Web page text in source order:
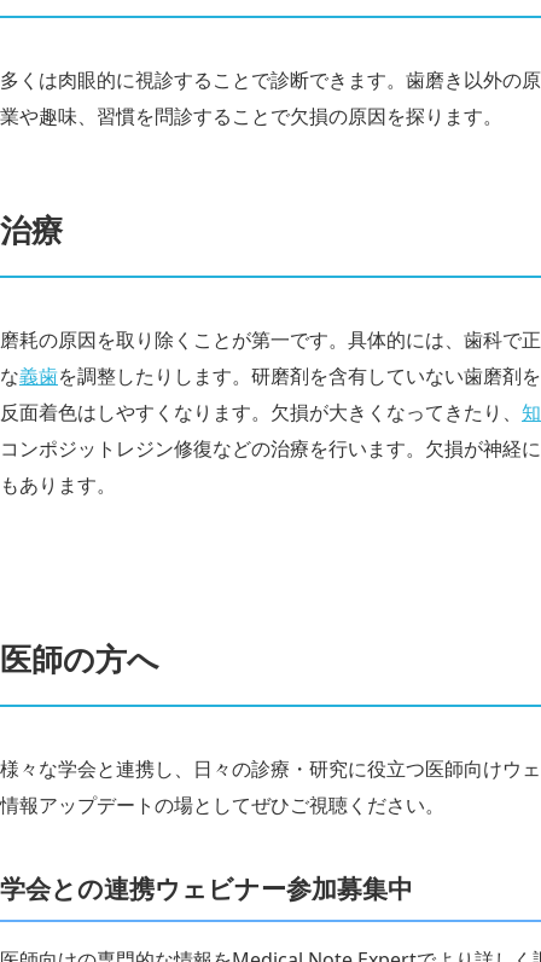
多くは肉眼的に視診することで診断できます。歯磨き以外の
業や趣味、習慣を問診することで欠損の原因を探ります。
治療
磨耗の原因を取り除くことが第一です。具体的には、歯科で
な義歯を調整したりします。研磨剤を含有していない歯磨剤
反面着色はしやすくなります。欠損が大きくなってきたり、
コンポジットレジン修復などの治療を行います。欠損が神経
もあります。
医師の方へ
様々な学会と連携し、日々の診療・研究に役立つ医師向けウ
情報アップデートの場としてぜひご視聴ください。
学会との連携ウェビナー参加募集中